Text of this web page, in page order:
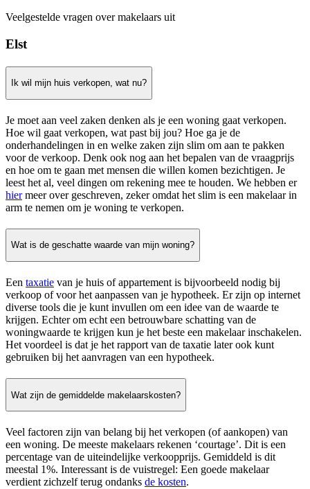
Veelgestelde vragen over makelaars uit
Elst
Ik wil mijn huis verkopen, wat nu?
Je moet aan veel zaken denken als je een woning gaat verkopen.
Hoe wil gaat verkopen, wat past bij jou? Hoe ga je de
onderhandelingen in en welke zaken zijn slim om aan te pakken
voor de verkoop. Denk ook nog aan het bepalen van de vraagprijs
en hoe om te gaan met mensen die willen komen bezichtigen. Je
leest het al, veel dingen om rekening mee te houden. We hebben er
hiermeer over geschreven, zeker omdat het slim is een makelaar in
arm te nemen om je woning te verkopen.
Wat is de geschatte waarde van mijn woning?
Een taxatie van je huis of appartement is bijvoorbeeld nodig bij
verkoop of voor het aanpassen van je hypotheek. Er zijn op internet
diverse tools die je kunt invullen om een idee van de waarde te
krijgen. Echter om echt een betrouwbare schatting van de
woningwaarde te krijgen kun je het beste een makelaar inschakelen.
Het voordeel is dat je het rapport van de taxatie later ook kunt
gebruiken bij het aanvragen van een hypotheek.
Wat zijn de gemiddelde makelaarskosten?
Veel factoren zijn van belang bij het verkopen (of aankopen) van
een woning. De meeste makelaars rekenen ‘courtage’. Dit is een
percentage van de uiteindelijke verkoopprijs. Gemiddeld is dit
meestal 1%. Interessant is de vuistregel: Een goede makelaar
verdient zichzelf terug ondanks de kosten.